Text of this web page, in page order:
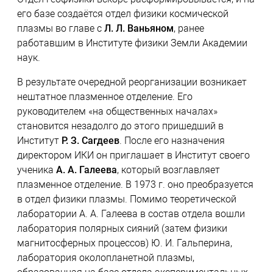
его базе создаётся отдел физики космической
плазмы во главе с Л. Л. Ваньяном, ранее
работавшим в Институте физики Земли Академии
наук.
В результате очередной реорганизации возникает
нештатное плазменное отделение. Его
руководителем «на общественных началах»
становится незадолго до этого пришедший в
Институт Р. З. Сагдеев. После его назначения
директором ИКИ он приглашает в Институт своего
ученика А. А. Галеева, который возглавляет
плазменное отделение. В 1973 г. оно преобразуется
в отдел физики плазмы. Помимо теоретической
лаборатории А. А. Галеева в состав отдела вошли
лаборатория полярных сияний (затем физики
магнитосферных процессов) Ю. И. Гальперина,
лаборатория околопланетной плазмы,